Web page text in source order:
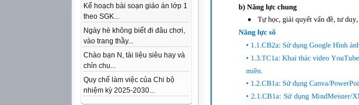
Kế hoạch bài soạn giáo án lớp 1
theo SGK...
Ngày hè không biết đi đâu chơi,
vào trang thầy...
Chào bạn N, tài liệu siêu hay và
chỉn chu...
Quy chế làm việc của Chi bộ
nhiệm kỳ 2025-2030...